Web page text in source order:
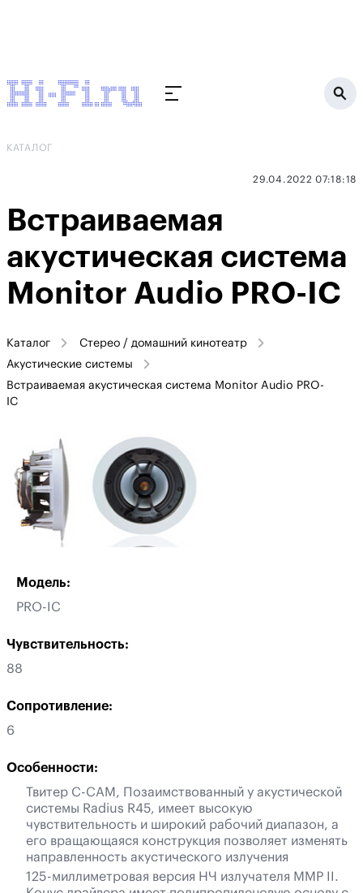
КАТАЛОГ
29.04.2022 07:18:18
Встраиваемая
акустическая система
Monitor Audio PRO-IC
Каталог
Стерео / домашний кинотеатр
Акустические системы
Встраиваемая акустическая система Monitor Audio PRO-
IC
Модель:
PRO-IC
Чувствительность:
88
Сопротивление:
6
Особенности:
Твитер C-CAM, Позаимствованный у акустической
системы Radius R45, имеет высокую
чувствительность и широкий рабочий диапазон, а
его вращающаяся конструкция позволяет изменять
направленность акустического излучения
125-миллиметровая версия НЧ излучателя MMP II.